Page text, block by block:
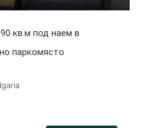
кв.м под наем в
паркомясто